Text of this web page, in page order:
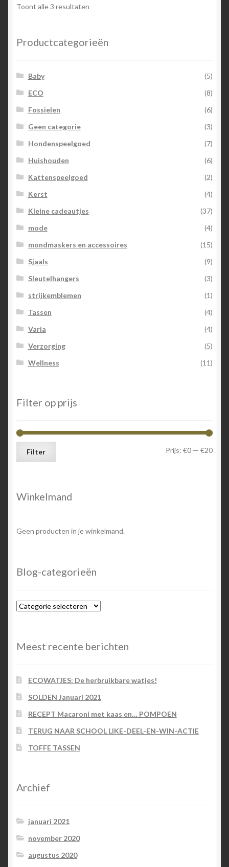
Toont alle 3 resultaten
Productcategorieën
Baby
(5)
ECO
(8)
Fossielen
(6)
Geen categorie
(3)
Hondenspeelgoed
(7)
Huishouden
(6)
Kattenspeelgoed
(2)
Kerst
(4)
Kleine cadeautjes
(37)
mode
(4)
mondmaskers en accessoires
(15)
Sjaals
(9)
Sleutelhangers
(3)
strijkemblemen
(1)
Tassen
(4)
Varia
(4)
Verzorging
(5)
Wellness
(11)
Filter op prijs
Min.
Max.
Filter Prijs: €0 — €20
Winkelmand
Geen producten in je winkelmand.
Blog-categorieën
Blog-
Meest recente berichten
ECOWATJES: De herbruikbare watjes!
SOLDEN Januari 2021
RECEPT Macaroni met kaas en… POMPOEN
TERUG NAAR SCHOOL LIKE-DEEL-EN-WIN-ACTIE
TOFFE TASSEN
Archief
januari 2021
november 2020
augustus 2020